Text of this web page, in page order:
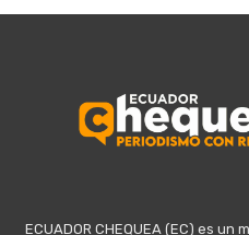
ECUADOR CHEQUEA (EC) es